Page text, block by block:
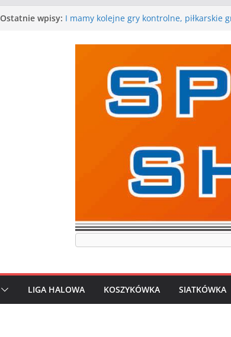
Ostatnie wpisy: I mamy kolejne gry kontrolne, piłkarskie
Kolejne gry kontrolne naszych piłkarskich
WKS wygrywa pierwszą edycję Ligi
LIGA HALOWA KOSZYKÓWKA SIATKÓWKA